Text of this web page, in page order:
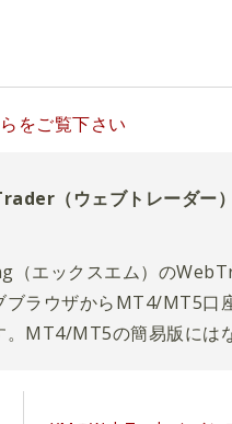
をご覧下さい
（ウェブトレーダー
（エックスエム）の
ブラウザからMT4/MT5口
。MT4/MT5の簡易版には